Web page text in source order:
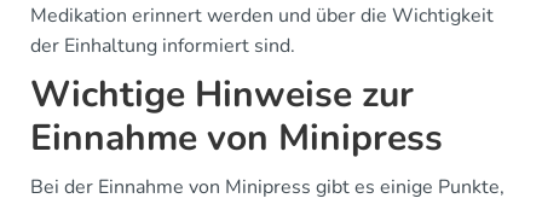
Medikation erinnert werden und über die Wichtigkeit
der Einhaltung informiert sind.
Wichtige Hinweise zur
Einnahme von Minipress
Bei der Einnahme von Minipress gibt es einige Punkte,